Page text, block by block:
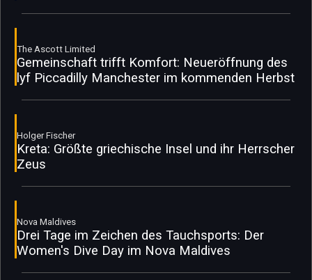
The Ascott Limited
Gemeinschaft trifft Komfort: Neueröffnung des
lyf Piccadilly Manchester im kommenden Herbst
Holger Fischer
Kreta: Größte griechische Insel und ihr Herrscher
Zeus
Nova Maldives
Drei Tage im Zeichen des Tauchsports: Der
Women's Dive Day im Nova Maldives